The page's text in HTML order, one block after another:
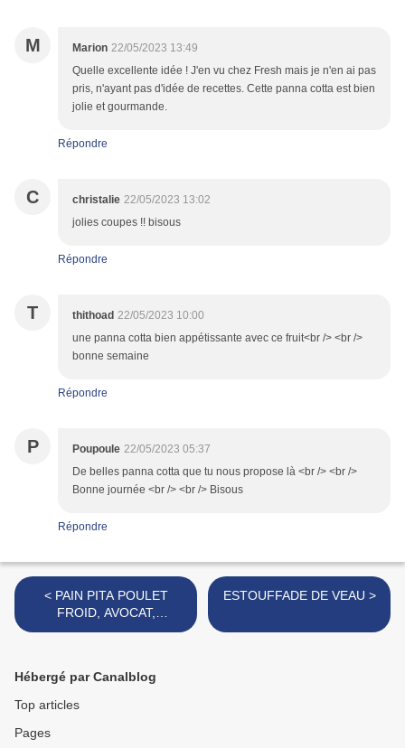
M Marion 22/05/2023 13:49
Quelle excellente idée ! J'en vu chez Fresh mais je n'en ai pas
pris, n'ayant pas d'idée de recettes. Cette panna cotta est bien
jolie et gourmande.
Répondre
C christalie 22/05/2023 13:02
jolies coupes !! bisous
Répondre
T thithoad 22/05/2023 10:00
une panna cotta bien appétissante avec ce fruit<br /> <br />
bonne semaine
Répondre
P Poupoule 22/05/2023 05:37
De belles panna cotta que tu nous propose là <br /> <br />
Bonne journée <br /> <br /> Bisous
Répondre
< PAIN PITA POULET
FROID, AVOCAT,
TOMATES SECHEES
ESTOUFFADE DE VEAU >
Hébergé par Canalblog
Top articles
Pages